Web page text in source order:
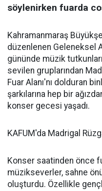
söylenirken fuarda
Kahramanmaraş
düzenlenen Geleneksel
gününde müzik
sevilen gruplarından
Fuar Alanı'nı dolduran
şarkılarına hep bir
konser gecesi yaşadı.
KAFUM'da Madrigal
Konser saatinden önce
müzikseverler, sahne
oluşturdu. Özellikle